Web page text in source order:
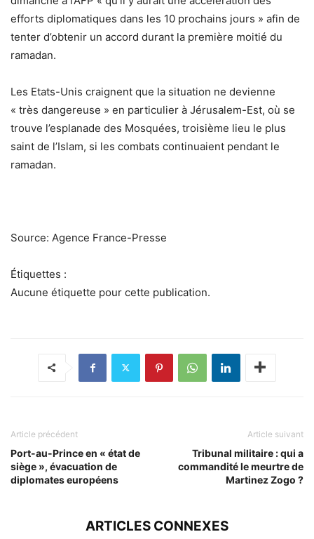
efforts diplomatiques dans les 10 prochains jours » afin de
tenter d’obtenir un accord durant la première moitié du
ramadan.
Les Etats-Unis craignent que la situation ne devienne
« très dangereuse » en particulier à Jérusalem-Est, où se
trouve l’esplanade des Mosquées, troisième lieu le plus
saint de l’Islam, si les combats continuaient pendant le
ramadan.
Source: Agence France-Presse
Étiquettes :
Aucune étiquette pour cette publication.
Article précédent
Port-au-Prince en « état de
siège », évacuation de
diplomates européens
Article suivant
Tribunal militaire : qui a
commandité le meurtre de
Martinez Zogo ?
ARTICLES CONNEXES